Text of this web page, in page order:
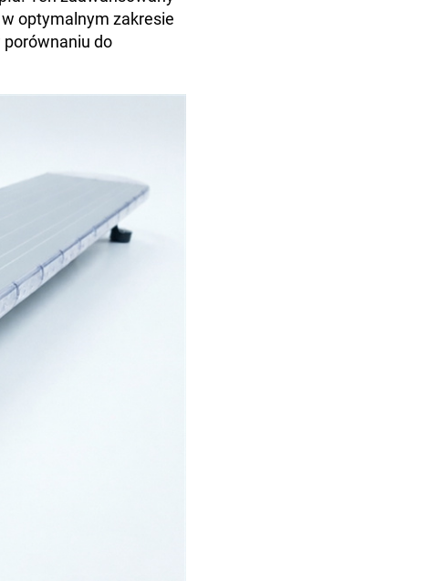
w optymalnym zakresie
porównaniu do